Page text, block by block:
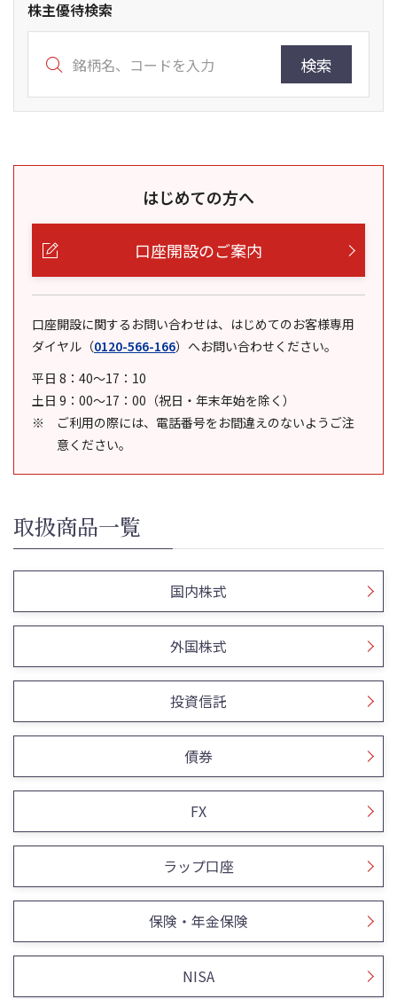
株主優待検索
検索
はじめての方へ
口座開設のご案内
口座開設に関するお問い合わせは、はじめてのお客様専用
ダイヤル （0120-566-166） へお問い合わせください。
平日 8：40～17：10
土日 9：00～17：00（祝日・年末年始を除く）
ご利用の際には、電話番号をお間違えのないようご注
意ください。
取扱商品一覧
国内株式
外国株式
投資信託
債券
FX
ラップ口座
保険・年金保険
NISA